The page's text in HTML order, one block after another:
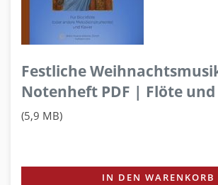
Festliche
Notenheft PDF | Flöte
(5,9 MB)
IN DEN WARENKORB